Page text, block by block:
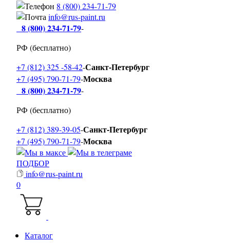
8 (800) 234-71-79
info@rus-paint.ru
8 (800) 234-71-79-
РФ (бесплатно)
+7 (812) 325 -58-42-Санкт-Петербург
+7 (495) 790-71-79-Москва
8 (800) 234-71-79-
РФ (бесплатно)
+7 (812) 389-39-05-Санкт-Петербург
+7 (495) 790-71-79-Москва
ПОДБОР
info@rus-paint.ru
0
Каталог